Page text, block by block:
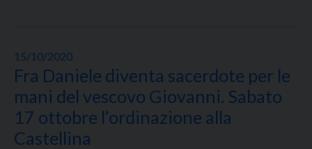
15/10/2020
Fra Daniele diventa sacerdote per le
mani del vescovo Giovanni. Sabato
17 ottobre l’ordinazione alla
Castellina